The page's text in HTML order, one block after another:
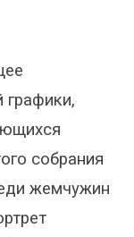
графики,
собрания
жемчужин